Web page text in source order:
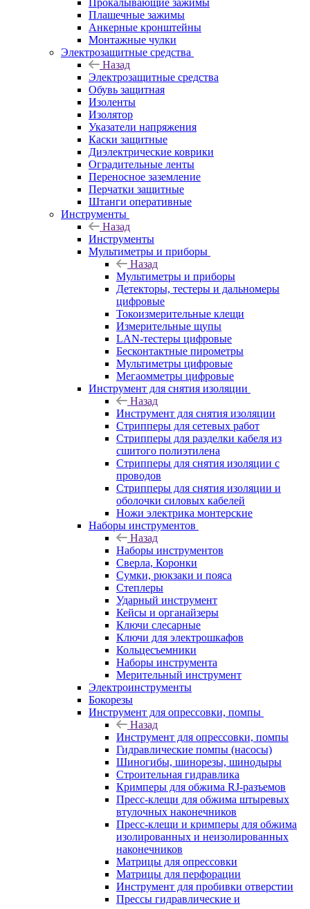
Прокалывающие зажимы
Плашечные зажимы
Анкерные кронштейны
Монтажные чулки
Электрозащитные средства
Назад
Электрозащитные средства
Обувь защитная
Изоленты
Изолятор
Указатели напряжения
Каски защитные
Диэлектрические коврики
Оградительные ленты
Переносное заземление
Перчатки защитные
Штанги оперативные
Инструменты
Назад
Инструменты
Мультиметры и приборы
Назад
Мультиметры и приборы
Детекторы, тестеры и дальномеры
цифровые
Токоизмерительные клещи
Измерительные щупы
LAN-тестеры цифровые
Бесконтактные пирометры
Мультиметры цифровые
Мегаомметры цифровые
Инструмент для снятия изоляции
Назад
Инструмент для снятия изоляции
Стрипперы для сетевых работ
Стрипперы для разделки кабеля из
сшитого полиэтилена
Cтрипперы для снятия изоляции с
проводов
Стрипперы для снятия изоляции и
оболочки силовых кабелей
Ножи электрика монтерские
Наборы инструментов
Назад
Наборы инструментов
Сверла, Коронки
Сумки, рюкзаки и пояса
Степлеры
Ударный инструмент
Кейсы и органайзеры
Ключи слесарные
Ключи для электрошкафов
Кольцесъемники
Наборы инструмента
Мерительный инструмент
Электроинструменты
Бокорезы
Инструмент для опрессовки, помпы
Назад
Инструмент для опрессовки, помпы
Гидравлические помпы (насосы)
Шиногибы, шинорезы, шинодыры
Строительная гидравлика
Кримперы для обжима RJ-разъемов
Пресс-клещи для обжима штыревых
втулочных наконечников
Пресс-клещи и кримперы для обжима
изолированных и неизолированных
наконечников
Матрицы для опрессовки
Матрицы для перфорации
Инструмент для пробивки отверстии
Прессы гидравлические и